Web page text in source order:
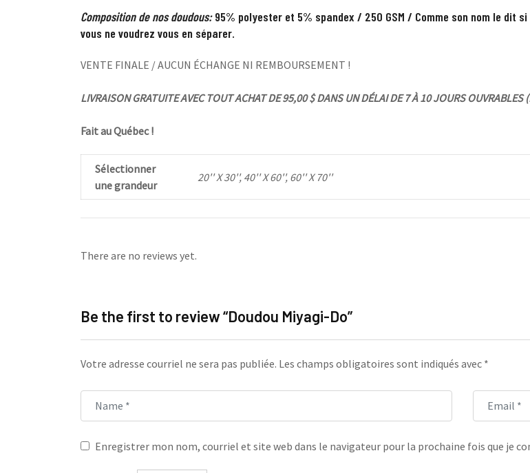
Composition de nos doudous:95% polyester et 5% spandex / 250 GSM / Comme son nom le dit
vous ne voudrez vous en séparer.
VENTE FINALE / AUCUN ÉCHANGE NI REMBOURSEMENT !
LIVRAISON GRATUITE AVEC TOUT ACHAT DE 95,00 $ DANS UN DÉLAI DE 7 À 10 JOURS
Fait au Québec !
Sélectionner
une grandeur
20'' X 30'', 40'' X 60'', 60'' X 70''
There are no reviews yet.
Be the first to review “Doudou Miyagi-Do”
Votre adresse courriel ne sera pas publiée. Les champs obligatoires sont indiqués avec *
Enregistrer mon nom, courriel et site web dans le navigateur pour la prochaine fois que je